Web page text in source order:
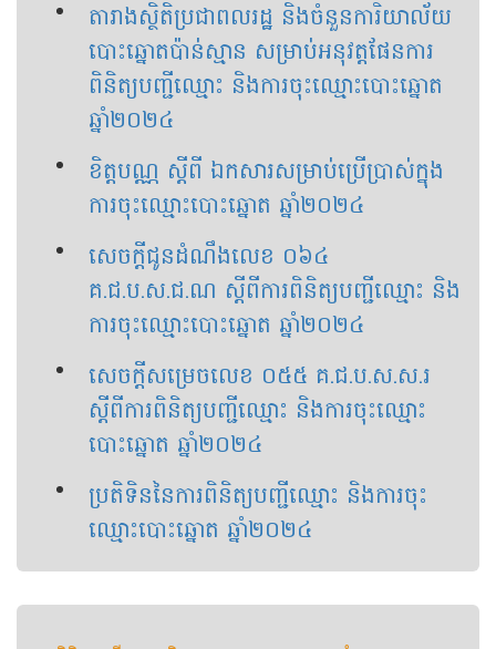
តារាងស្ថិតិប្រជាពលរដ្ឋ និងចំនួនការិយាល័យ
បោះឆ្នោតប៉ាន់ស្មាន សម្រាប់អនុវត្តផែនការ
ពិនិត្យបញ្ជីឈ្មោះ និងការចុះឈ្មោះបោះឆ្នោត
ឆ្នាំ២០២៤
ខិត្តបណ្ណ ស្តីពី ឯកសារសម្រាប់ប្រើប្រាស់ក្នុង
ការចុះឈ្មោះបោះឆ្នោត ឆ្នាំ២០២៤
សេចក្ដីជូនដំណឹងលេខ ០៦៤
គ.ជ.ប.ស.ជ.ណ ស្ដីពីការពិនិត្យបញ្ជីឈ្មោះ និង
ការចុះឈ្មោះបោះឆ្នោត ឆ្នាំ២០២៤
សេចក្ដីសម្រេចលេខ ០៥៥ គ.ជ.ប.ស.ស.រ
ស្ដីពីការពិនិត្យបញ្ជីឈ្មោះ និងការចុះឈ្មោះ
បោះឆ្នោត ឆ្នាំ២០២៤
ប្រតិទិននៃការពិនិត្យបញ្ជីឈ្មោះ និងការចុះ
ឈ្មោះបោះឆ្នោត ឆ្នាំ២០២៤